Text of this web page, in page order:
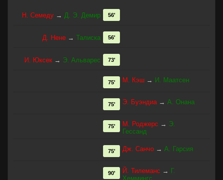
Н. Семеду → Д. Э. Демир 56'
Д. Нене → Талиска 56'
И. Юксек → Э. Альварес 73'
М. Кэш → И. Маатсен
75'
Э. Буэндиа→ А. Онана
75'
М. Роджерс → Э.
Гессанд
75'
Дж. Санчо → А. Гарсия
75'
Й. Тилеманс → Г.
Хеммингс
90'